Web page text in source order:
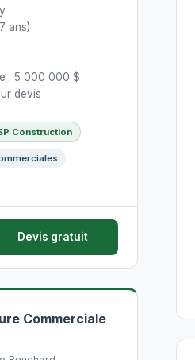
ans)
: 5 000 000 $
devis
Construction
Devis gratuit
Commerciale